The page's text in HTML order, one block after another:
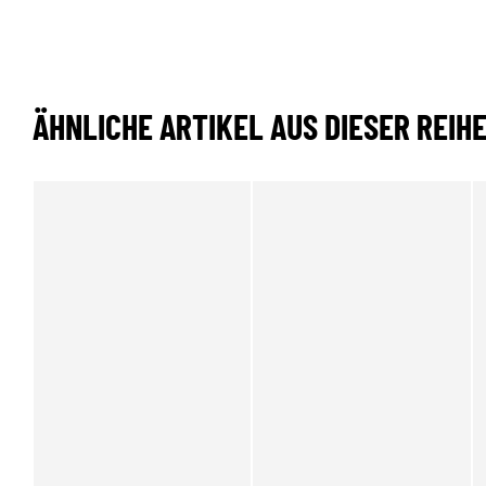
ÄHNLICHE ARTIKEL AUS DIESER REIHE